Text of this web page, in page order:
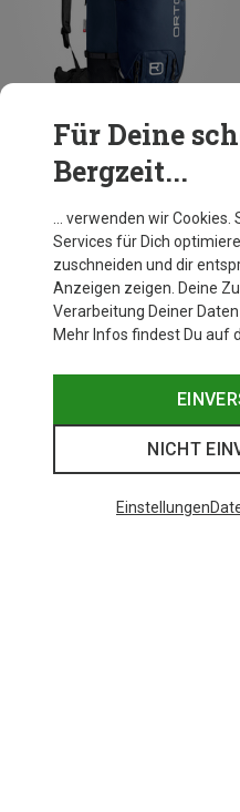
Damen Peak Light 38 S Rucksack
CHF 237.60
Für Deine
Bergzeit...
… verwenden wir
Services für Dich
zuschneiden und dir
Anzeigen zeigen. Deine
Verarbeitung Deiner Daten
Mehr Infos findest Du auf
NICHT
Einstellungen